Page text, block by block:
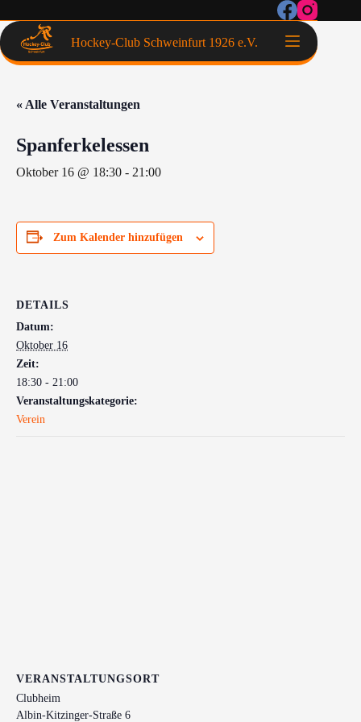
Hockey-Club Schweinfurt 1926 e.V.
« Alle Veranstaltungen
Spanferkelessen
Oktober 16 @ 18:30 - 21:00
Zum Kalender hinzufügen
DETAILS
Datum:
Oktober 16
Zeit:
18:30 - 21:00
Veranstaltungskategorie:
Verein
VERANSTALTUNGSORT
Clubheim
Albin-Kitzinger-Straße 6